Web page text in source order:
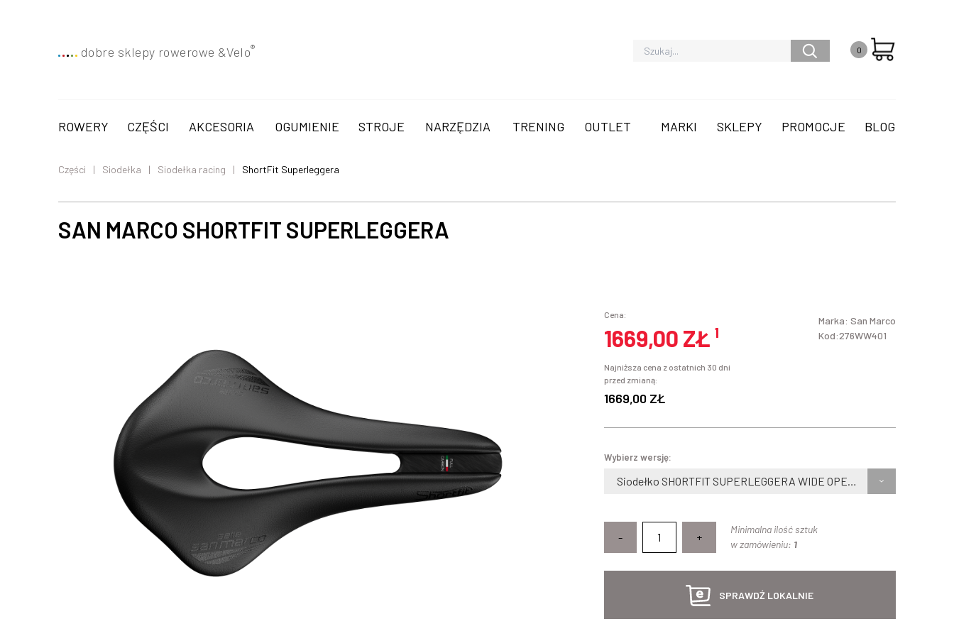
dobre sklepy rowerowe &Velo® 0
ROWERY CZĘŚCI AKCESORIA OGUMIENIE STROJE NARZĘDZIA TRENING OUTLET MARKI SKLEPY PROMOCJE BLOG
Części Siodełka Siodełka racing ShortFit Superleggera
SAN MARCO SHORTFIT SUPERLEGGERA
Cena:
1669,00 ZŁ¹
Najniższa cena z ostatnich 30 dni
przed zmianą:
1669,00 ZŁ
Marka: San Marco
Kod:276WW401
Wybierz wersję:
Siodełko SHORTFIT SUPERLEGGERA WIDE OPEN czarne
- +
Minimalna ilość sztuk
w zamówieniu: 1
SPRAWDŹ LOKALNIE